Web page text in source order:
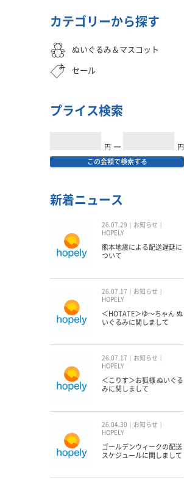
カテゴリーから探す
ぬいぐるみ＆マスコット
セール
プライス検索
円 ━ 円
この金額で検索する
新着ニュース
26.07.29
お知らせ
HOPELY
熊本地震による配送遅延に
ついて
26.07.17
お知らせ
HOPELY
＜HOTATE＞ゆ〜ちゃん ぬ
いぐるみに関しまして
26.07.17
お知らせ
HOPELY
＜こりす＞お狐様 ぬいぐる
みに関しまして
26.04.30
お知らせ
HOPELY
ゴールデンウィークの配送
スケジュールに関しまして